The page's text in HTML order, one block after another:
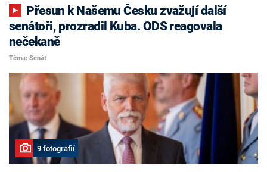
senátoři, prozradil Kuba. ODS reagovala
nečekaně
Téma: Senát
9 fotografií